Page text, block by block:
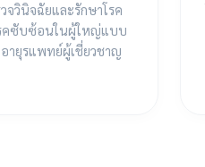
จวินิจฉัยและรักษาโรค
คซับซ้อนในผู้ใหญ่แบบ
อายุรแพทย์ผู้เชี่ยวชาญ